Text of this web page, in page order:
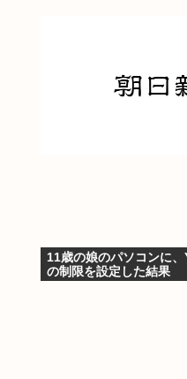
11歳の娘のパソコンに
の制限を設定した結果